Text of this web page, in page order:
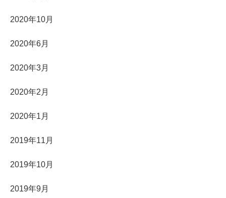
2020年10月
2020年6月
2020年3月
2020年2月
2020年1月
2019年11月
2019年10月
2019年9月